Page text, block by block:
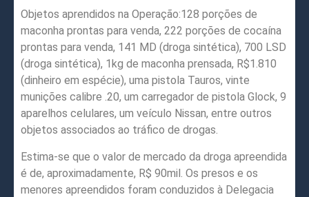
Objetos aprendidos na Operação:128 porções de
maconha prontas para venda, 222 porções de cocaína
prontas para venda, 141 MD (droga sintética), 700 LSD
(droga sintética), 1kg de maconha prensada, R$1.810
(dinheiro em espécie), uma pistola Tauros, vinte
munições calibre .20, um carregador de pistola Glock, 9
aparelhos celulares, um veículo Nissan, entre outros
objetos associados ao tráfico de drogas.
Estima-se que o valor de mercado da droga apreendida
é de, aproximadamente, R$ 90mil. Os presos e os
menores apreendidos foram conduzidos à Delegacia